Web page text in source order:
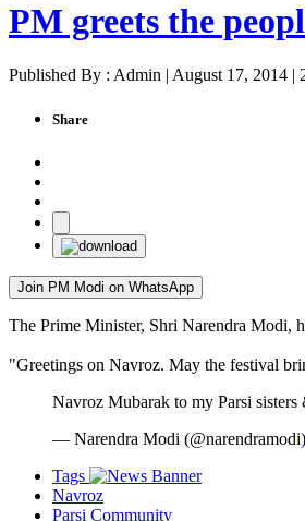
PM greets the
Published By : Admin | August 17, 2014 |
Share
Join PM Modi on WhatsApp
The Prime Minister, Shri Narendra Modi,
"Greetings on Navroz. May the festival
Navroz Mubarak to my Parsi
— Narendra Modi (@narendramodi)
Tags
Navroz
Parsi Community